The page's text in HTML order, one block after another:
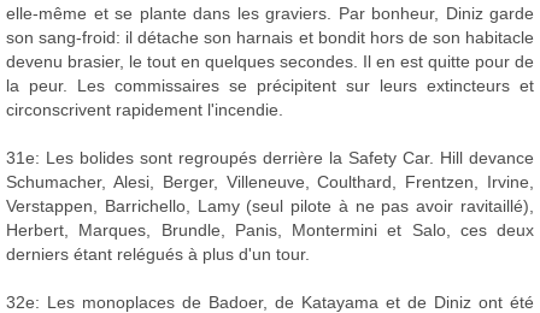
elle-même et se plante dans les graviers. Par bonheur, Diniz garde
son sang-froid: il détache son harnais et bondit hors de son habitacle
devenu brasier, le tout en quelques secondes. Il en est quitte pour de
la peur. Les commissaires se précipitent sur leurs extincteurs et
circonscrivent rapidement l'incendie.
31e: Les bolides sont regroupés derrière la Safety Car. Hill devance
Schumacher, Alesi, Berger, Villeneuve, Coulthard, Frentzen, Irvine,
Verstappen, Barrichello, Lamy (seul pilote à ne pas avoir ravitaillé),
Herbert, Marques, Brundle, Panis, Montermini et Salo, ces deux
derniers étant relégués à plus d'un tour.
32e: Les monoplaces de Badoer, de Katayama et de Diniz ont été